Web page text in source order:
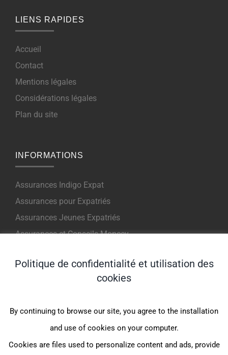
LIENS RAPIDES
Accueil
Contact
Mentions légales
Considérations légales
Plan du site
INFORMATIONS
Assurances Indigo Expat
Assurances pour Expatriés
Assurances Jeunes Expatriés
Assurances et Conseils Moncey
Politique de confidentialité et utilisation des
cookies
By continuing to browse our site, you agree to the installation
and use of cookies on your computer.
Cookies are files used to personalize content and ads, provide